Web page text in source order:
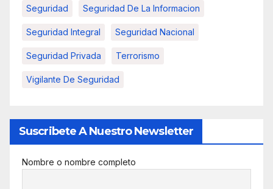
Seguridad Seguridad De La Informacion
Seguridad Integral Seguridad Nacional
Seguridad Privada Terrorismo
Vigilante De Seguridad
Suscribete A Nuestro Newsletter
Nombre o nombre completo